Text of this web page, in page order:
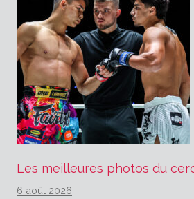
Les meilleures photos du
6 août 2026